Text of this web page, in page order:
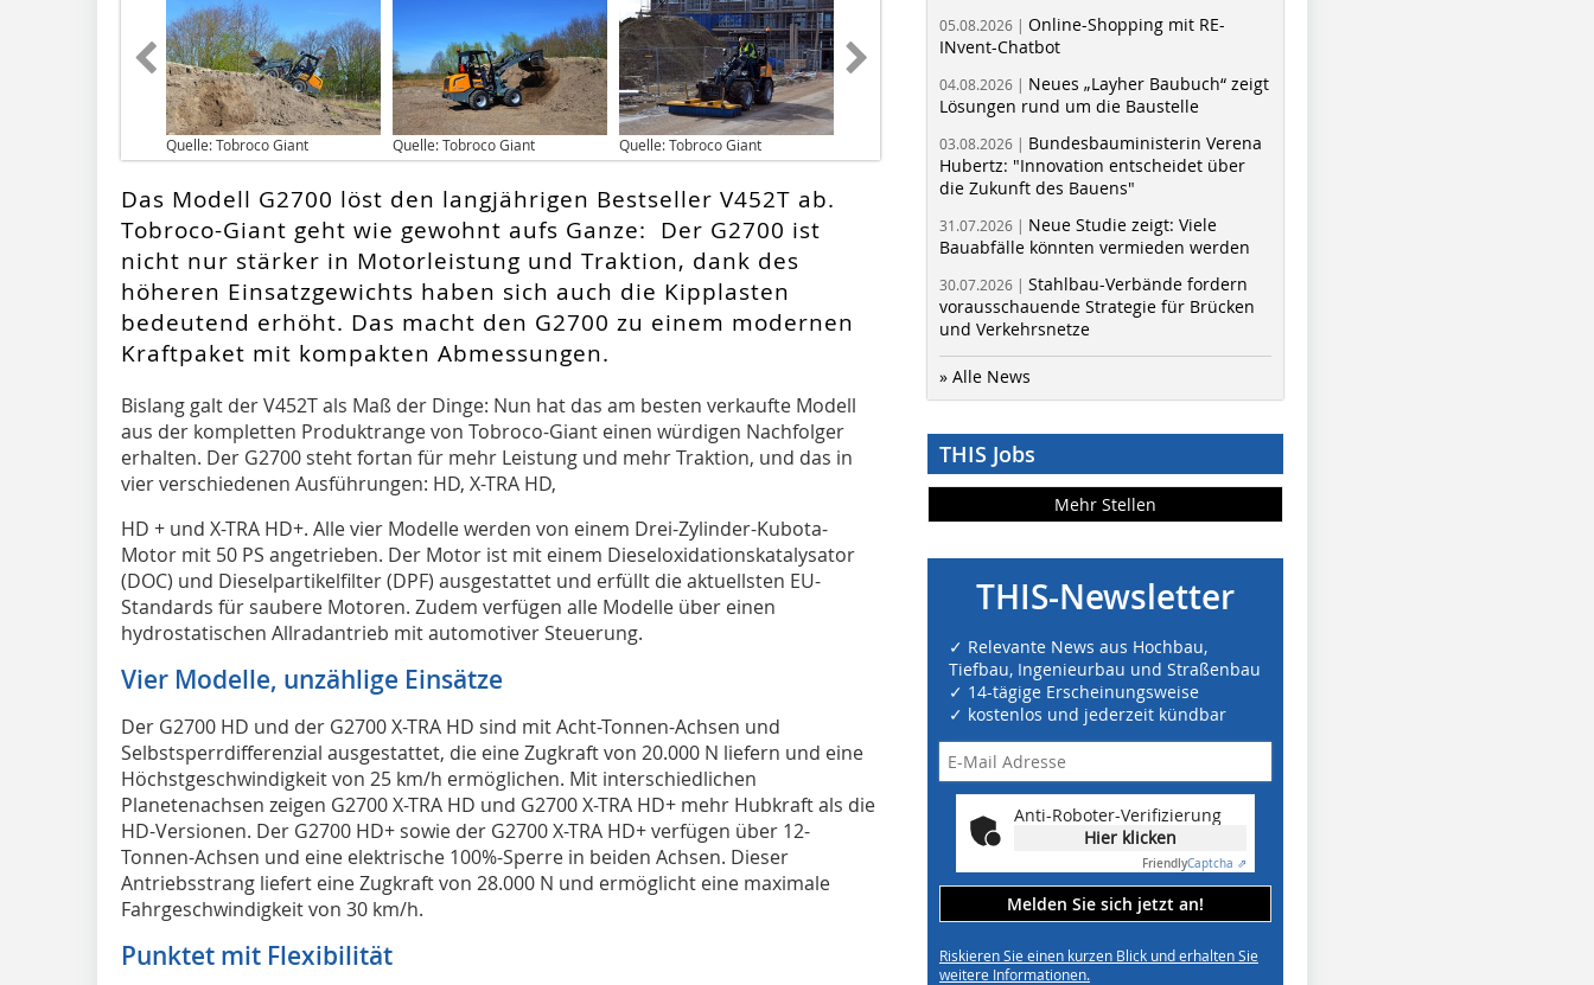
Quelle: Tobroco Giant Quelle: Tobroco Giant Quelle: Tobroco Giant
Das Modell G2700 löst den langjährigen Bestseller V452T ab.
Tobroco-Giant geht wie gewohnt aufs Ganze: Der G2700 ist
nicht nur stärker in Motorleistung und Traktion, dank des
höheren Einsatzgewichts haben sich auch die Kipplasten
bedeutend erhöht. Das macht den G2700 zu einem modernen
Kraftpaket mit kompakten Abmessungen.
Bislang galt der V452T als Maß der Dinge: Nun hat das am besten verkaufte Modell
aus der kompletten Produktrange von Tobroco-Giant einen würdigen Nachfolger
erhalten. Der G2700 steht fortan für mehr Leistung und mehr Traktion, und das in
vier verschiedenen Ausführungen: HD, X-TRA HD,
HD + und X-TRA HD+. Alle vier Modelle werden von einem Drei-Zylinder-Kubota-
Motor mit 50 PS angetrieben. Der Motor ist mit einem Dieseloxidationskatalysator
(DOC) und Dieselpartikelfilter (DPF) ausgestattet und erfüllt die aktuellsten EU-
Standards für saubere Motoren. Zudem verfügen alle Modelle über einen
hydrostatischen Allradantrieb mit automotiver Steuerung.
Vier Modelle, unzählige Einsätze
Der G2700 HD und der G2700 X-TRA HD sind mit Acht-Tonnen-Achsen und
Selbstsperrdifferenzial ausgestattet, die eine Zugkraft von 20.000 N liefern und eine
Höchstgeschwindigkeit von 25 km/h ermöglichen. Mit interschiedlichen
Planetenachsen zeigen G2700 X-TRA HD und G2700 X-TRA HD+ mehr Hubkraft als die
HD-Versionen. Der G2700 HD+ sowie der G2700 X-TRA HD+ verfügen über 12-
Tonnen-Achsen und eine elektrische 100%-Sperre in beiden Achsen. Dieser
Antriebsstrang liefert eine Zugkraft von 28.000 N und ermöglicht eine maximale
Fahrgeschwindigkeit von 30 km/h.
Punktet mit Flexibilität
05.08.2026 | Online-Shopping mit RE-
INvent-Chatbot
04.08.2026 | Neues „Layher Baubuch“ zeigt
Lösungen rund um die Baustelle
03.08.2026 | Bundesbauministerin Verena
Hubertz: "Innovation entscheidet über
die Zukunft des Bauens"
31.07.2026 | Neue Studie zeigt: Viele
Bauabfälle könnten vermieden werden
30.07.2026 | Stahlbau-Verbände fordern
vorausschauende Strategie für Brücken
und Verkehrsnetze
» Alle News
THIS Jobs
Mehr Stellen
THIS-Newsletter
✓ Relevante News aus Hochbau,
Tiefbau, Ingenieurbau und Straßenbau
✓ 14-tägige Erscheinungsweise
✓ kostenlos und jederzeit kündbar
Anti-Roboter-Verifizierung
Hier klicken
FriendlyCaptcha ⇗
Melden Sie sich jetzt an!
Riskieren Sie einen kurzen Blick und erhalten Sie
weitere Informationen.